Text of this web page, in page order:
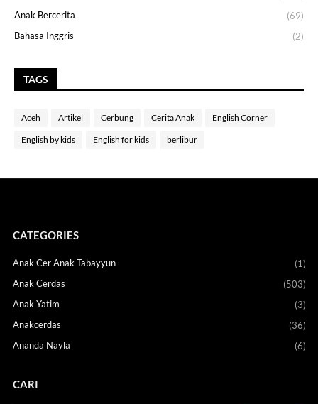
Anak Bercerita
(69)
Bahasa Inggris
(2)
TAGS
Aceh Artikel Cerbung Cerita Anak English Corner
English by kids English for kids berlibur
CATEGORIES
Anak Cer Anak Tabayyun
(1)
Anak Cerdas
(503)
Anak Yatim
(3)
Anakcerdas
(36)
Ananda Nayla
(6)
CARI